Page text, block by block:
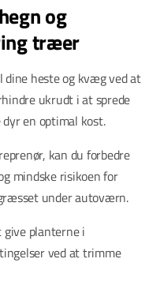
og
træer
heste og kvæg ved at
ukrudt i at sprede
en optimal kost.
kan du forbedre
mindske risikoen for
under autoværn.
give planterne i
ved at trimme